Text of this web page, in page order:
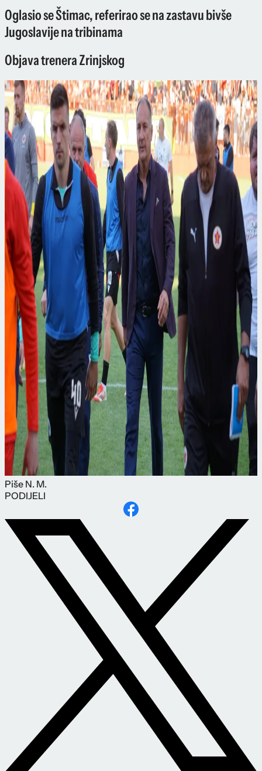
Oglasio se Štimac, referirao se na zastavu bivše
Jugoslavije na tribinama
Objava trenera Zrinjskog
Piše N. M.
PODIJELI